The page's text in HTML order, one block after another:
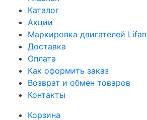
Каталог
Акции
Маркировка двигателей Lifan
Доставка
Оплата
Как оформить заказ
Возврат и обмен товаров
Контакты
Корзина